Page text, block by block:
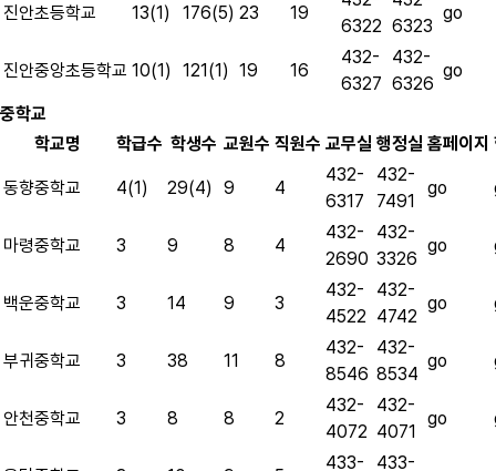
진안초등학교 13(1) 176(5) 23 19
6322 6323
go
진안중앙초등학교 10(1) 121(1) 19 16
432-
6327
432-
6326
go
중학교
학교명
학급수 학생수 교원수 직원수 교무실 행정실 홈페이지
동향중학교 4(1) 29(4) 9 4
432-
6317
432-
7491
go
마령중학교 3 9 8 4
432-
2690
432-
3326
go
백운중학교 3 14 9 3
432-
4522
432-
4742
go
부귀중학교 3 38 11 8
432-
8546
432-
8534
go
안천중학교 3 8 8 2
432-
4072
432-
4071
go
433-
433-